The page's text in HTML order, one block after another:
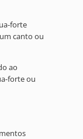
forte
canto ou
ao
forte ou